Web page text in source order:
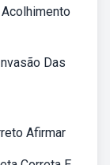
Das
Afirmar